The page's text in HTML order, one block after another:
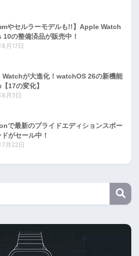
やセルラーモデルも!!】Apple Watch
10の整備済品が販売中！
月17日
が大進化！watchOS 26の新機能
17の変化】
月3日
で最新のプライドエディションスポー
がセール中！
月22日